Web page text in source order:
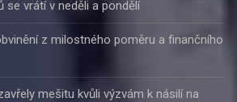
se vrátí v neděli a pondělí
z milostného poměru a finančního
mešitu kvůli výzvám k násilí na